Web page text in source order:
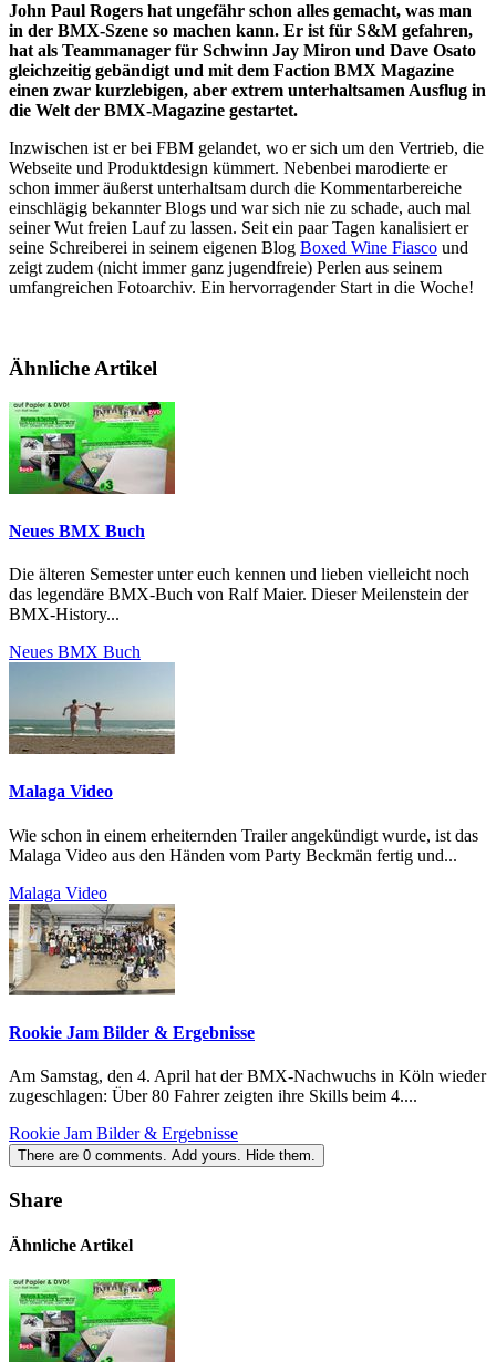
John Paul Rogers hat ungefähr schon alles gemacht, was man
in der BMX-Szene so machen kann. Er ist für S&M gefahren,
hat als Teammanager für Schwinn Jay Miron und Dave Osato
gleichzeitig gebändigt und mit dem Faction BMX Magazine
einen zwar kurzlebigen, aber extrem unterhaltsamen Ausflug in
die Welt der BMX-Magazine gestartet.
Inzwischen ist er bei FBM gelandet, wo er sich um den Vertrieb, die
Webseite und Produktdesign kümmert. Nebenbei marodierte er
schon immer äußerst unterhaltsam durch die Kommentarbereiche
einschlägig bekannter Blogs und war sich nie zu schade, auch mal
seiner Wut freien Lauf zu lassen. Seit ein paar Tagen kanalisiert er
seine Schreiberei in seinem eigenen Blog Boxed Wine Fiasco und
zeigt zudem (nicht immer ganz jugendfreie) Perlen aus seinem
umfangreichen Fotoarchiv. Ein hervorragender Start in die Woche!
Ähnliche Artikel
Neues BMX Buch
Die älteren Semester unter euch kennen und lieben vielleicht noch
das legendäre BMX-Buch von Ralf Maier. Dieser Meilenstein der
BMX-History...
Neues BMX Buch
Malaga Video
Wie schon in einem erheiternden Trailer angekündigt wurde, ist das
Malaga Video aus den Händen vom Party Beckmän fertig und...
Malaga Video
Rookie Jam Bilder & Ergebnisse
Am Samstag, den 4. April hat der BMX-Nachwuchs in Köln wieder
zugeschlagen: Über 80 Fahrer zeigten ihre Skills beim 4....
Rookie Jam Bilder & Ergebnisse
There are 0 comments. Add yours. Hide them.
Share
Ähnliche Artikel